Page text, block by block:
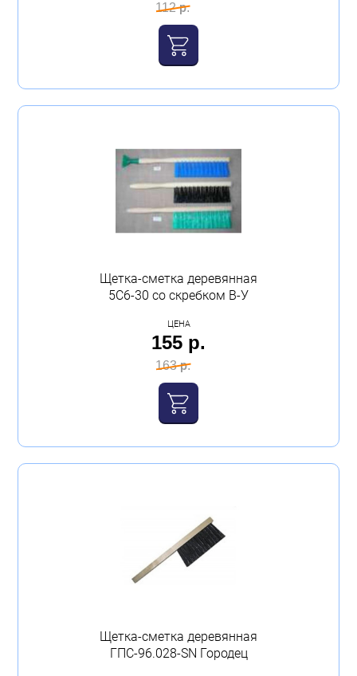
112 р.
Щетка-сметка деревянная
5С6-30 со скребком В-У
ЦЕНА
155 р.
163 р.
Щетка-сметка деревянная
ГПС-96.028-SN Городец